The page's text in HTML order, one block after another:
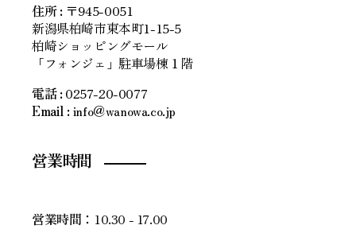
住所:〒945-0051
新潟県柏崎市東本町1-15-5
柏崎ショッピングモール
「フォンジェ」駐車場棟１階
電話 :0257-20-0077
Email :info＠wanowa.co.jp
営業時間
営業時間： 10.30 - 17.00